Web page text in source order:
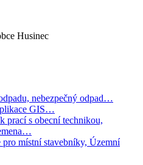
Husinec
nebezpečný odpad…
GIS…
prací s obecní technikou,
pro místní stavebníky, Územní